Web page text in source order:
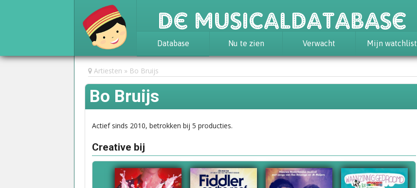
De Musicaldatabase
Database
Achtergrond
Awards
Statistieken
Nu te zien Verwacht Mijn watchlist
Artiesten Bo Bruijs
Bo Bruijs
Actief sinds 2010, betrokken bij 5 producties.
Creative bij